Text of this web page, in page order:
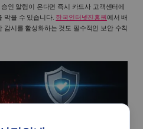
인 알림이 온다면 즉시 카드사 고객센터에
막을 수 있습니다. 한국인터넷진흥원에서 배
감시를 활성화하는 것도 필수적인 보안 수칙